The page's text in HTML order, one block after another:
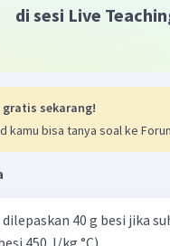
Iklan
di sesi Live
gratis sekarang!
kamu bisa tanya soal ke
40 g besi jika
450 J/kg °C)